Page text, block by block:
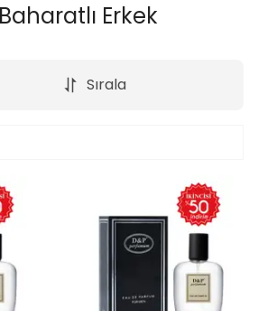
Erkek
Sırala